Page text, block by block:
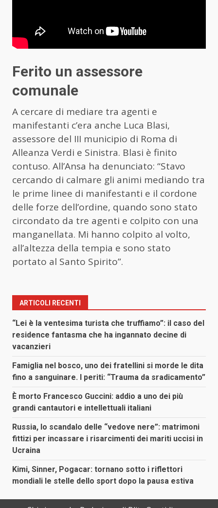
Ferito un assessore
comunale
A cercare di mediare tra agenti e
manifestanti c’era anche Luca Blasi,
assessore del III municipio di Roma di
Alleanza Verdi e Sinistra. Blasi è finito
contuso. All’Ansa ha denunciato: “Stavo
cercando di calmare gli animi mediando tra
le prime linee di manifestanti e il cordone
delle forze dell’ordine, quando sono stato
circondato da tre agenti e colpito con una
manganellata. Mi hanno colpito al volto,
all’altezza della tempia e sono stato
portato al Santo Spirito”.
ARTICOLI RECENTI
“Lei è la ventesima turista che truffiamo”: il caso del
residence fantasma che ha ingannato decine di
vacanzieri
Famiglia nel bosco, uno dei fratellini si morde le dita
fino a sanguinare. I periti: “Trauma da sradicamento”
È morto Francesco Guccini: addio a uno dei più
grandi cantautori e intellettuali italiani
Russia, lo scandalo delle “vedove nere”: matrimoni
fittizi per incassare i risarcimenti dei mariti uccisi in
Ucraina
Kimi, Sinner, Pogacar: tornano sotto i riflettori
mondiali le stelle dello sport dopo la pausa estiva